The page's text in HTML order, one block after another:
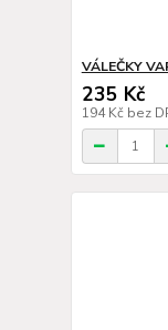
VÁLEČKY
235 Kč
194 Kč bez